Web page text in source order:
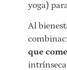
yoga)
Al
que